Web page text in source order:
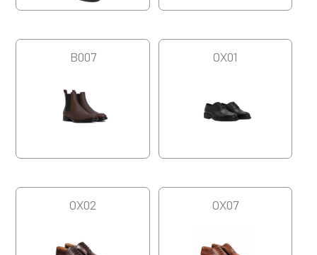
B007 OX01
OX02 OX07